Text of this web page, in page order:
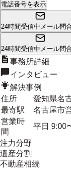
電話番号を表示
24時間受信中 メール問
24時間受信中 メール問
事務所詳細
インタビュー
解決事例
住所
愛知県名
最寄駅
名古屋市
営業時
間
平日 9:00
注力分野
遺産分割
不動産相続